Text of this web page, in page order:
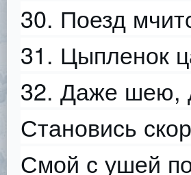
30. Поезд
31. Цыпленок
32. Даже шею,
Становись
Смой с ушей